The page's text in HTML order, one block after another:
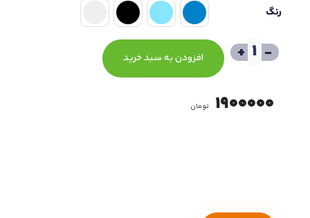
رنگ
-
+ افزودن به سبد خرید
1900000 تومان